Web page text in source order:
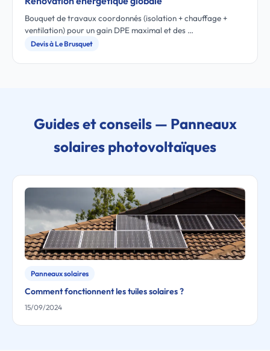
Bouquet de travaux coordonnés (isolation + chauffage +
ventilation) pour un gain DPE maximal et des …
Devis à Le Brusquet
Guides et conseils — Panneaux
solaires photovoltaïques
Panneaux solaires
Comment fonctionnent les tuiles solaires ?
15/09/2024